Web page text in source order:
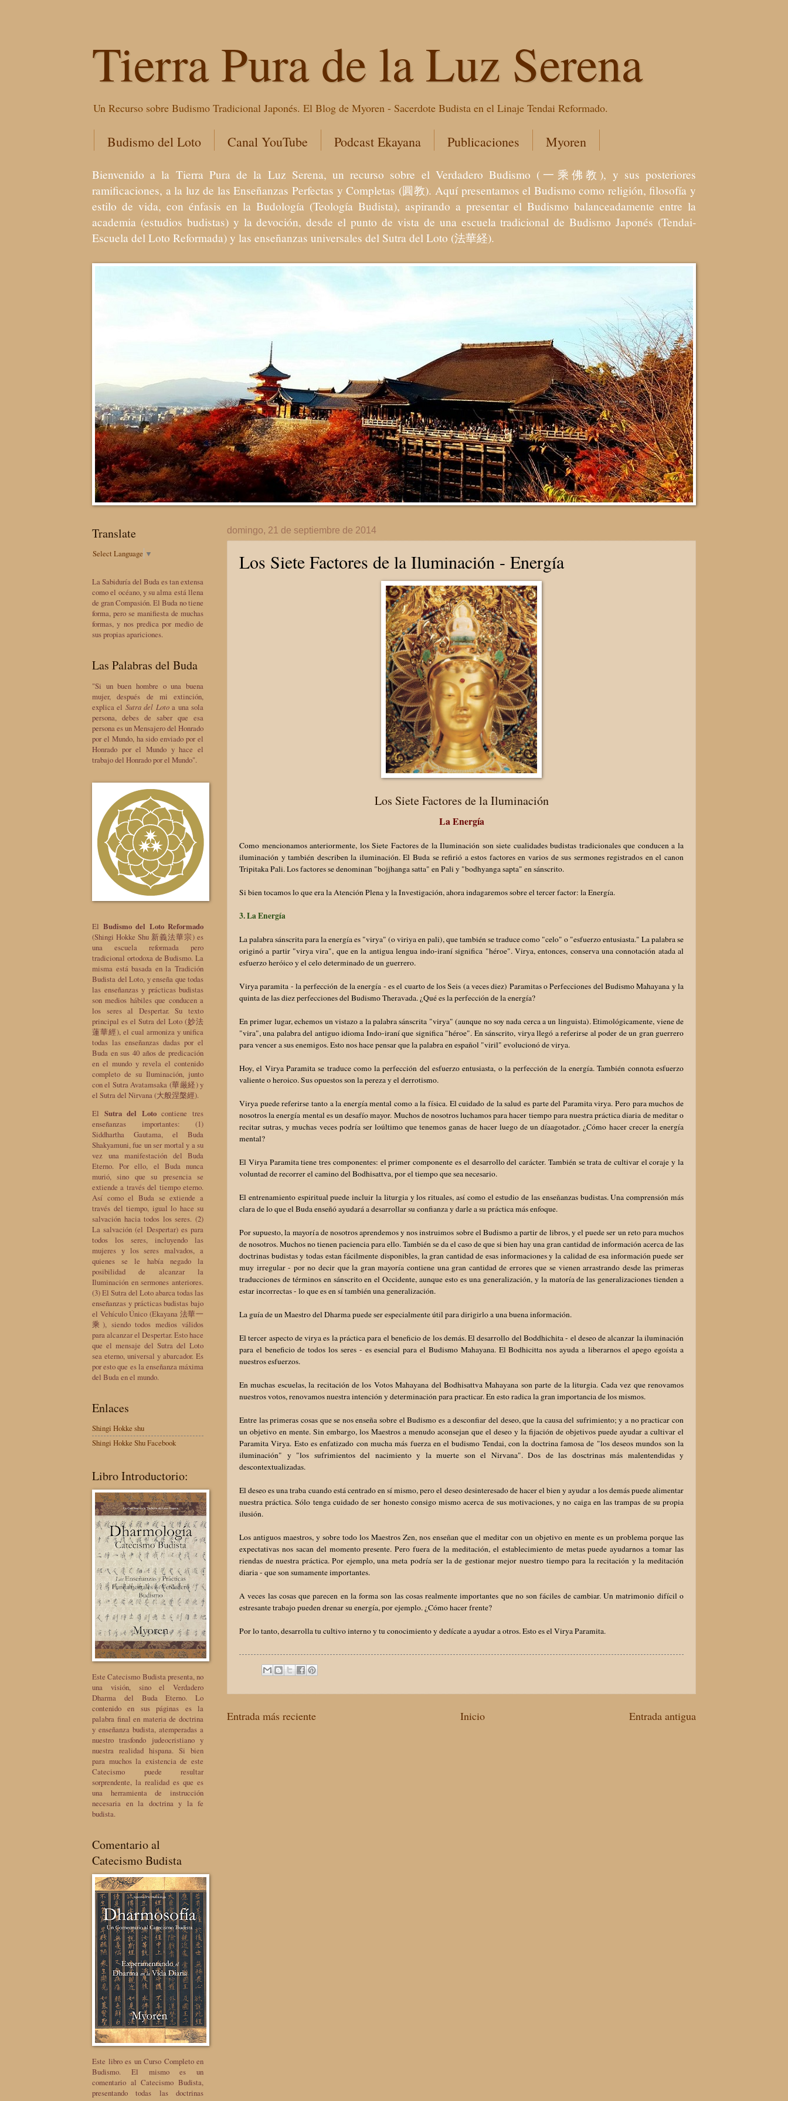
Tierra Pura de la Luz Serena
Un Recurso sobre Budismo Tradicional Japonés. El Blog de Myoren - Sacerdote Budista en el Linaje Tendai Reformado.
Budismo del Loto Canal YouTube Podcast Ekayana Publicaciones Myoren
Bienvenido a la Tierra Pura de la Luz Serena, un recurso sobre el Verdadero Budismo (一乘佛教), y sus posteriores
ramificaciones, a la luz de las Enseñanzas Perfectas y Completas (圓教). Aquí presentamos el Budismo como religión, filosofía y
estilo de vida, con énfasis en la Budología (Teología Budista), aspirando a presentar el Budismo balanceadamente entre la
academia (estudios budistas) y la devoción, desde el punto de vista de una escuela tradicional de Budismo Japonés (Tendai-
Escuela del Loto Reformada) y las enseñanzas universales del Sutra del Loto (法華経).
domingo, 21 de septiembre de 2014
Los Siete Factores de la Iluminación - Energía
Los Siete Factores de la Iluminación
La Energía
Como mencionamos anteriormente, los Siete Factores de la Iluminación son siete cualidades budistas tradicionales que conducen a la
iluminación y también describen la iluminación. El Buda se refirió a estos factores en varios de sus sermones registrados en el canon
Tripitaka Pali. Los factores se denominan "bojjhanga satta" en Pali y "bodhyanga sapta" en sánscrito.
Si bien tocamos lo que era la Atención Plena y la Investigación, ahora indagaremos sobre el tercer factor: la Energía.
3. La Energía
La palabra sánscrita para la energía es "virya" (o viriya en pali), que también se traduce como "celo" o "esfuerzo entusiasta." La palabra se
originó a partir "virya vira", que en la antigua lengua indo-iraní significa "héroe". Virya, entonces, conserva una connotación atada al
esfuerzo heróico y el celo determinado de un guerrero.
Virya paramita - la perfección de la energía - es el cuarto de los Seis (a veces diez) Paramitas o Perfecciones del Budismo Mahayana y la
quinta de las diez perfecciones del Budismo Theravada. ¿Qué es la perfección de la energía?
En primer lugar, echemos un vistazo a la palabra sánscrita "virya" (aunque no soy nada cerca a un linguista). Etimológicamente, viene de
"vira", una palabra del antiguo idioma Indo-iraní que significa "héroe". En sánscrito, virya llegó a referirse al poder de un gran guerrero
para vencer a sus enemigos. Esto nos hace pensar que la palabra en español "viril" evolucionó de virya.
Hoy, el Virya Paramita se traduce como la perfección del esfuerzo entusiasta, o la perfección de la energía. También connota esfuerzo
valiente o heroico. Sus opuestos son la pereza y el derrotismo.
Virya puede referirse tanto a la energía mental como a la física. El cuidado de la salud es parte del Paramita virya. Pero para muchos de
nosotros la energía mental es un desafío mayor. Muchos de nosotros luchamos para hacer tiempo para nuestra práctica diaria de meditar o
recitar sutras, y muchas veces podría ser loúltimo que tenemos ganas de hacer luego de un díaagotador. ¿Cómo hacer crecer la energía
mental?
El Virya Paramita tiene tres componentes: el primer componente es el desarrollo del carácter. También se trata de cultivar el coraje y la
voluntad de recorrer el camino del Bodhisattva, por el tiempo que sea necesario.
El entrenamiento espiritual puede incluir la liturgia y los rituales, así como el estudio de las enseñanzas budistas. Una comprensión más
clara de lo que el Buda enseñó ayudará a desarrollar su confianza y darle a su práctica más enfoque.
Por supuesto, la mayoría de nosotros aprendemos y nos instruimos sobre el Budismo a partir de libros, y el puede ser un reto para muchos
de nosotros. Muchos no tienen paciencia para ello. También se da el caso de que si bien hay una gran cantidad de información acerca de las
doctrinas budistas y todas estan fácilmente disponibles, la gran cantidad de esas informaciones y la calidad de esa información puede ser
muy irregular - por no decir que la gran mayoría contiene una gran cantidad de errores que se vienen arrastrando desde las primeras
traducciones de términos en sánscrito en el Occidente, aunque esto es una generalización, y la matoría de las generalizaciones tienden a
estar incorrectas - lo que es en sí también una generalización.
La guía de un Maestro del Dharma puede ser especialmente útil para dirigirlo a una buena información.
El tercer aspecto de virya es la práctica para el beneficio de los demás. El desarrollo del Boddhichita - el deseo de alcanzar la iluminación
para el beneficio de todos los seres - es esencial para el Budismo Mahayana. El Bodhicitta nos ayuda a liberarnos el apego egoísta a
nuestros esfuerzos.
En muchas escuelas, la recitación de los Votos Mahayana del Bodhisattva Mahayana son parte de la liturgia. Cada vez que renovamos
nuestros votos, renovamos nuestra intención y determinación para practicar. En esto radica la gran importancia de los mismos.
Entre las primeras cosas que se nos enseña sobre el Budismo es a desconfiar del deseo, que la causa del sufrimiento; y a no practicar con
un objetivo en mente. Sin embargo, los Maestros a menudo aconsejan que el deseo y la fijación de objetivos puede ayudar a cultivar el
Paramita Virya. Esto es enfatizado con mucha más fuerza en el budismo Tendai, con la doctrina famosa de "los deseos mundos son la
iluminación" y "los sufrimientos del nacimiento y la muerte son el Nirvana". Dos de las dosctrinas más malentendidas y
descontextualizadas.
El deseo es una traba cuando está centrado en sí mismo, pero el deseo desinteresado de hacer el bien y ayudar a los demás puede alimentar
nuestra práctica. Sólo tenga cuidado de ser honesto consigo mismo acerca de sus motivaciones, y no caiga en las trampas de su propia
ilusión.
Los antiguos maestros, y sobre todo los Maestros Zen, nos enseñan que el meditar con un objetivo en mente es un problema porque las
expectativas nos sacan del momento presente. Pero fuera de la meditación, el establecimiento de metas puede ayudarnos a tomar las
riendas de nuestra práctica. Por ejemplo, una meta podría ser la de gestionar mejor nuestro tiempo para la recitación y la meditación
diaria - que son sumamente importantes.
A veces las cosas que parecen en la forma son las cosas realmente importantes que no son fáciles de cambiar. Un matrimonio difícil o
estresante trabajo pueden drenar su energía, por ejemplo. ¿Cómo hacer frente?
Por lo tanto, desarrolla tu cultivo interno y tu conocimiento y dedícate a ayudar a otros. Esto es el Virya Paramita.
Entrada más reciente Entrada antigua
Inicio
Translate
Select Language ▼
La Sabiduría del Buda es tan extensa
como el océano, y su alma está llena
de gran Compasión. El Buda no tiene
forma, pero se manifiesta de muchas
formas, y nos predica por medio de
sus propias apariciones.
Las Palabras del Buda
"Si un buen hombre o una buena
mujer, después de mi extinción,
explica el Sutra del Lotoa una sola
persona, debes de saber que esa
persona es un Mensajero del Honrado
por el Mundo, ha sido enviado por el
Honrado por el Mundo y hace el
trabajo del Honrado por el Mundo".
El Budismo del Loto Reformado
(Shingi Hokke Shu 新義法華宗) es
una escuela reformada pero
tradicional ortodoxa de Budismo. La
misma está basada en la Tradición
Budista del Loto, y enseña que todas
las enseñanzas y prácticas budistas
son medios hábiles que conducen a
los seres al Despertar. Su texto
principal es el Sutra del Loto (妙法
蓮華經), el cual armoniza y unifica
todas las enseñanzas dadas por el
Buda en sus 40 años de predicación
en el mundo y revela el contenido
completo de su Iluminación, junto
con el Sutra Avatamsaka (華厳経) y
el Sutra del Nirvana (大般涅槃經).
El Sutra del Lotocontiene tres
enseñanzas importantes: (1)
Siddhartha Gautama, el Buda
Shakyamuni, fue un ser mortal y a su
vez una manifestación del Buda
Eterno. Por ello, el Buda nunca
murió, sino que su presencia se
extiende a través del tiempo eterno.
Así como el Buda se extiende a
través del tiempo, igual lo hace su
salvación hacia todos los seres. (2)
La salvación (el Despertar) es para
todos los seres, incluyendo las
mujeres y los seres malvados, a
quienes se le había negado la
posibilidad de alcanzar la
Iluminación en sermones anteriores.
(3) El Sutra del Loto abarca todas las
enseñanzas y prácticas budistas bajo
el Vehículo Único (Ekayana 法華一
乘), siendo todos medios válidos
para alcanzar el Despertar. Esto hace
que el mensaje del Sutra del Loto
sea eterno, universal y abarcador. Es
por esto que es la enseñanza máxima
del Buda en el mundo.
Enlaces
Shingi Hokke shu
Shingi Hokke Shu Facebook
Libro Introductorio:
Este Catecismo Budista presenta, no
una visión, sino el Verdadero
Dharma del Buda Eterno. Lo
contenido en sus páginas es la
palabra final en materia de doctrina
y enseñanza budista, atemperadas a
nuestro trasfondo judeocristiano y
nuestra realidad hispana. Si bien
para muchos la existencia de este
Catecismo puede resultar
sorprendente, la realidad es que es
una herramienta de instrucción
necesaria en la doctrina y la fe
budista.
Comentario al
Catecismo Budista
Este libro es un Curso Completo en
Budismo. El mismo es un
comentario al Catecismo Budista,
presentando todas las doctrinas